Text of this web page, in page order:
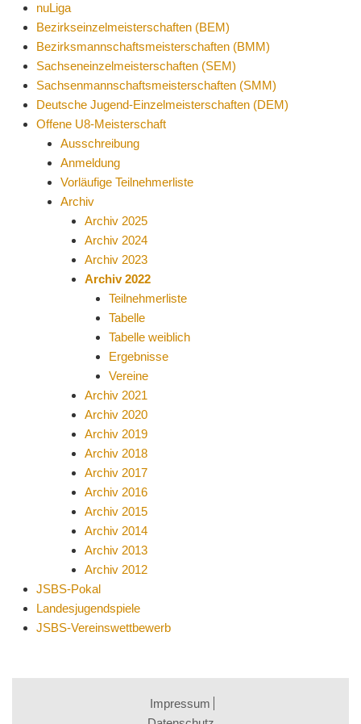
nuLiga
Bezirkseinzelmeisterschaften (BEM)
Bezirksmannschaftsmeisterschaften (BMM)
Sachseneinzelmeisterschaften (SEM)
Sachsenmannschaftsmeisterschaften (SMM)
Deutsche Jugend-Einzelmeisterschaften (DEM)
Offene U8-Meisterschaft
Ausschreibung
Anmeldung
Vorläufige Teilnehmerliste
Archiv
Archiv 2025
Archiv 2024
Archiv 2023
Archiv 2022
Teilnehmerliste
Tabelle
Tabelle weiblich
Ergebnisse
Vereine
Archiv 2021
Archiv 2020
Archiv 2019
Archiv 2018
Archiv 2017
Archiv 2016
Archiv 2015
Archiv 2014
Archiv 2013
Archiv 2012
JSBS-Pokal
Landesjugendspiele
JSBS-Vereinswettbewerb
Impressum